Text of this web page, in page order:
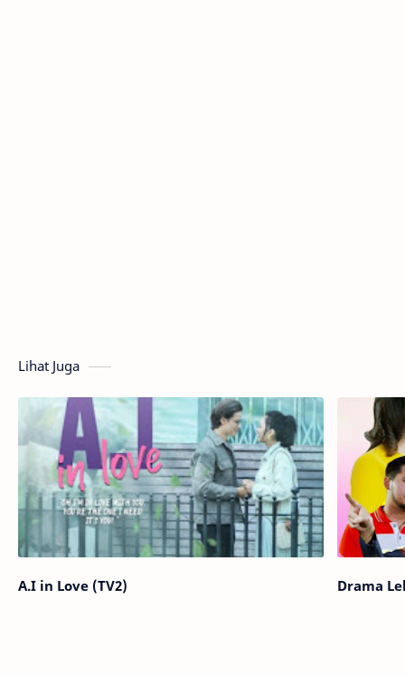
Lihat Juga
A.I in Love (TV2) Drama